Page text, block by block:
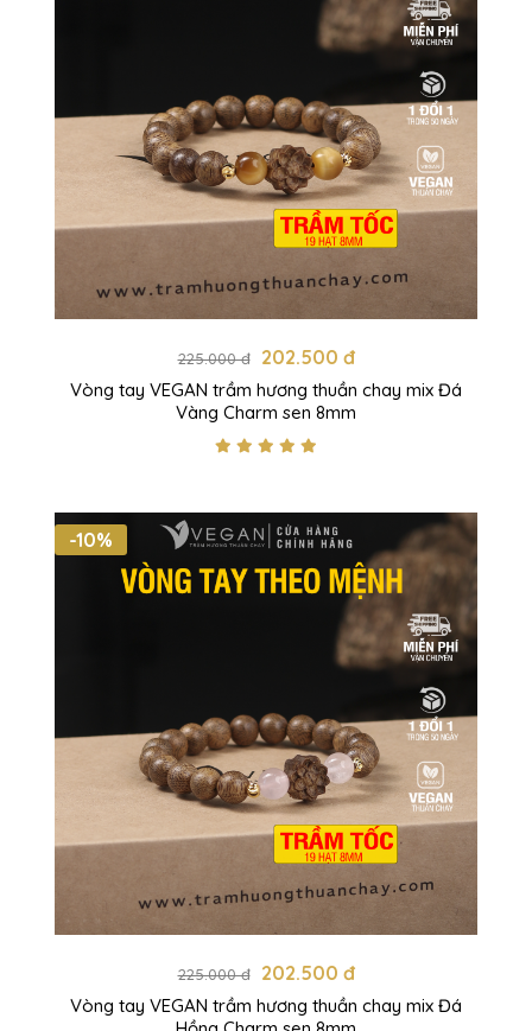
225.000 đ 202.500 đ
Vòng tay VEGAN trầm hương thuần chay mix Đá
Vàng Charm sen 8mm
-10%
225.000 đ 202.500 đ
Vòng tay VEGAN trầm hương thuần chay mix Đá